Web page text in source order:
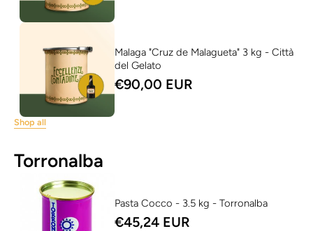
Malaga "Cruz de Malagueta" 3 kg - Città
del Gelato
€90,00 EUR
Shop all
Torronalba
Pasta Cocco - 3.5 kg - Torronalba
€45,24 EUR